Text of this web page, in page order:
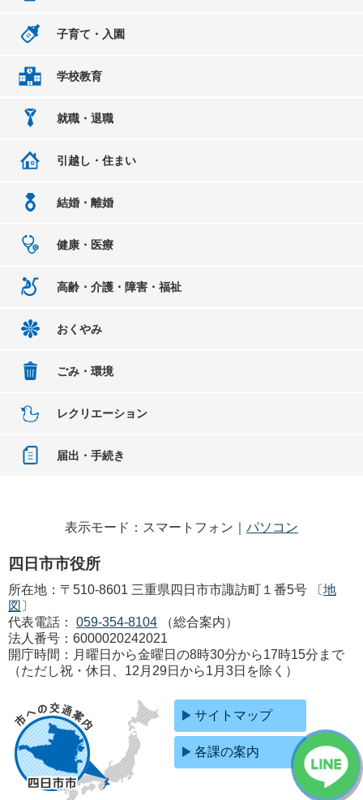
子育て・入園
学校教育
就職・退職
引越し・住まい
結婚・離婚
健康・医療
高齢・介護・障害・福祉
おくやみ
ごみ・環境
レクリエーション
届出・手続き
表示モード：スマートフォン｜ パソコン
四日市市役所
所在地：〒510-8601 三重県四日市市諏訪町１番5号 〔地
図 〕
代表電話：
059-354-8104
（総合案内）
法人番号：6000020242021
開庁時間：月曜日から金曜日の8時30分から17時15分まで
（ただし祝・休日、12月29日から1月3日を除く）
サイトマップ
各課の案内